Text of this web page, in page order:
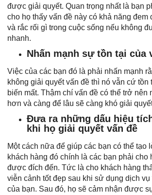
được giải quyết. Quan trọng nhất là bạn
cho họ thấy vấn đề này có khả năng
và rắc rối gì trong cuộc sống nếu không
nhanh.
Nhấn mạnh sự tồn tại của
Việc của các bạn đó là phải nhấn mạnh
không giải quyết vấn đề thì nó vẫn cứ tồn
biến mất. Thậm chí vấn đề có thể trở nên
hơn và càng để lâu sẽ càng khó giải
Đưa ra những dấu hiệu
khi họ giải quyết vấn đề
Một cách nữa để giúp các bạn có thể tạo
khách hàng đó chính là các bạn phải cho
được đích đến. Tức là cho khách hàng
viễn cảnh tốt đẹp sau khi sử dụng dịch vụ
của bạn. Sau đó, họ sẽ cảm nhận được